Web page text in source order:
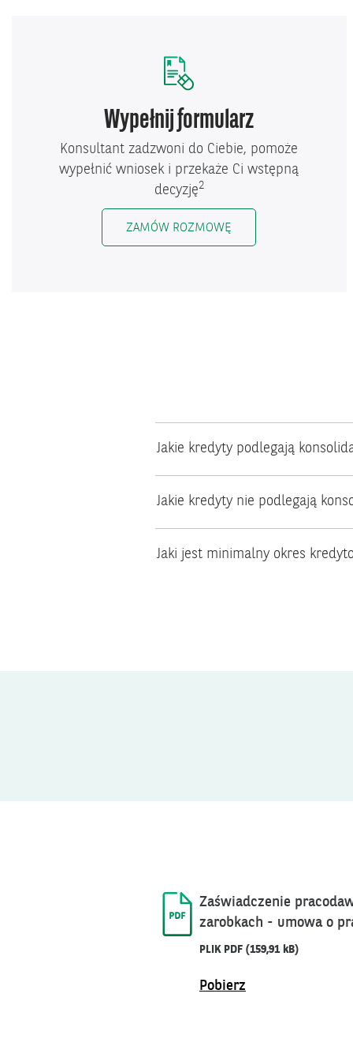
Wypełnij formularz
Konsultant zadzwoni do Ciebie, pomoże
wypełnić wniosek i przekaże Ci wstępną
decyzję2
ZAMÓW ROZMOWĘ
Jakie kredyty podlegają
Jakie kredyty nie podlegają
Jaki jest minimalny okres
Zaświadczenie
zarobkach - umowa o
PLIK PDF (159,91 kB)
Pobierz